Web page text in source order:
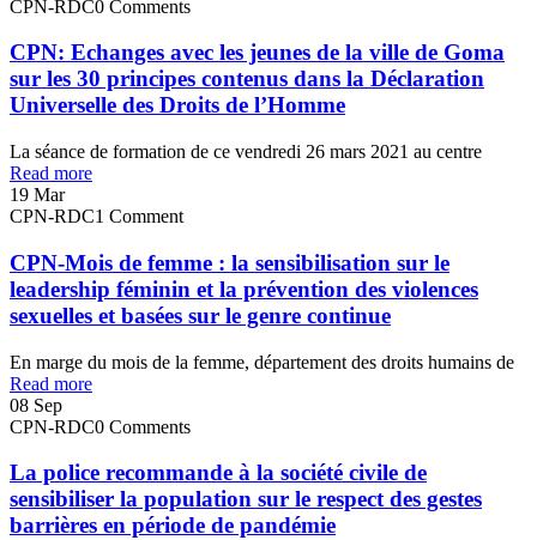
CPN-RDC0 Comments
CPN: Echanges avec les jeunes de la ville de Goma
sur les 30 principes contenus dans la Déclaration
Universelle des Droits de l’Homme
La séance de formation de ce vendredi 26 mars 2021 au centre
Read more
19 Mar
CPN-RDC1 Comment
CPN-Mois de femme : la sensibilisation sur le
leadership féminin et la prévention des violences
sexuelles et basées sur le genre continue
En marge du mois de la femme, département des droits humains de
Read more
08 Sep
CPN-RDC0 Comments
La police recommande à la société civile de
sensibiliser la population sur le respect des gestes
barrières en période de pandémie